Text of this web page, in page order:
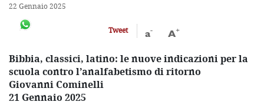
22 Gennaio 2025
Tweet a- A+
Bibbia, classici, latino: le nuove indicazioni per la
scuola contro l’analfabetismo di ritorno
Giovanni Cominelli
21 Gennaio 2025